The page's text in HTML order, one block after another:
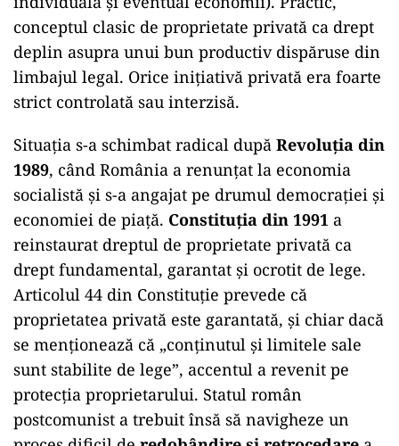
conceptul clasic de proprietate privată ca drept
deplin asupra unui bun productiv dispăruse din
limbajul legal. Orice inițiativă privată era foarte
strict controlată sau interzisă.
Situația s-a schimbat radical după Revoluția din
1989, când România a renunțat la economia
socialistă și s-a angajat pe drumul democrației și
economiei de piață. Constituția din 1991 a
reinstaurat dreptul de proprietate privată ca
drept fundamental, garantat și ocrotit de lege.
Articolul 44 din Constituție prevede că
proprietatea privată este garantată, și chiar dacă
se menționează că „conținutul și limitele sale
sunt stabilite de lege”, accentul a revenit pe
protecția proprietarului. Statul român
postcomunist a trebuit însă să navigheze un